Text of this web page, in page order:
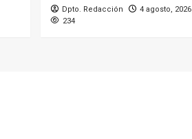
Dpto. Redacción
4 agosto, 2026
234